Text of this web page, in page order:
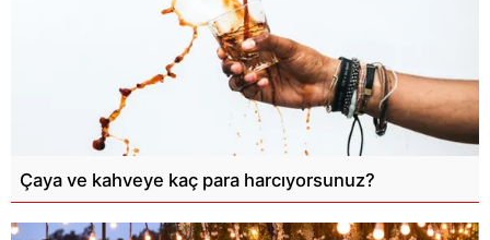
Çaya ve kahveye kaç para harcıyorsunuz?